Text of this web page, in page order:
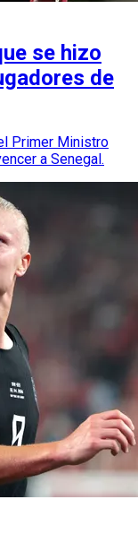
se hizo
de
Primer Ministro
a Senegal.